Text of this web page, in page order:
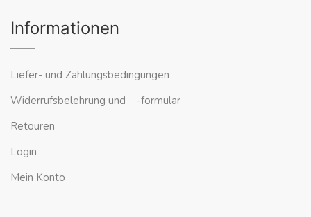
Informationen
Liefer- und Zahlungsbedingungen
Widerrufsbelehrung und -formular
Retouren
Login
Mein Konto